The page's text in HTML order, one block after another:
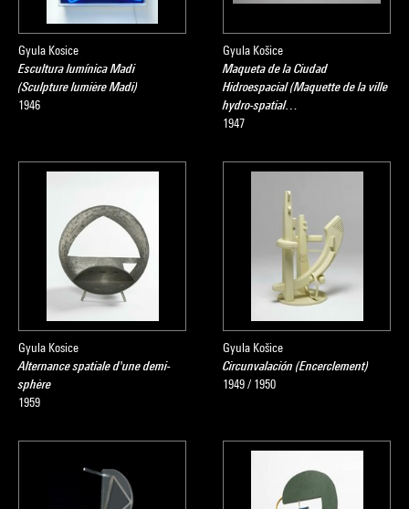
Gyula Kosice
Escultura lumínica Madi
(Sculpture lumière Madi)
1946
Gyula Košice
Maqueta de la Ciudad
Hidroespacial (Maquette de la ville
hydro-spatial…
1947
Gyula Kosice
Alternance spatiale d'une demi-
sphère
1959
Gyula Košice
Circunvalación (Encerclement)
1949 / 1950